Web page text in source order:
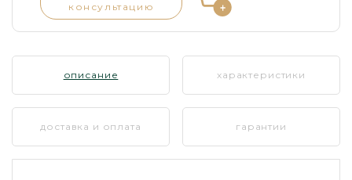
консультацию
описание характеристики
доставка и оплата гарантии